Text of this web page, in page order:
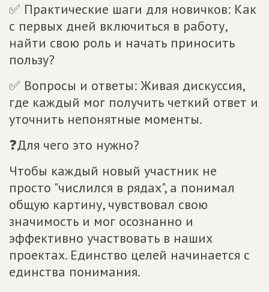
✅ Практические шаги для новичков: Как
с первых дней включиться в работу,
найти свою роль и начать приносить
пользу?
✅ Вопросы и ответы: Живая дискуссия,
где каждый мог получить четкий ответ и
уточнить непонятные моменты.
❓Для чего это нужно?
Чтобы каждый новый участник не
просто "числился в рядах", а понимал
общую картину, чувствовал свою
значимость и мог осознанно и
эффективно участвовать в наших
проектах. Единство целей начинается с
единства понимания.